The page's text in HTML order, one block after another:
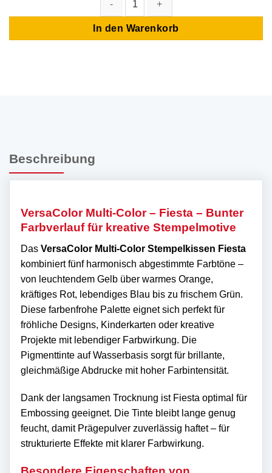
VersaColor Multi-Color Stempelkissen - Fiesta Menge
In den Warenkorb
Beschreibung
VersaColor Multi-Color – Fiesta – Bunter
Farbverlauf für kreative Stempelmotive
Das VersaColor Multi-Color Stempelkissen Fiesta
kombiniert fünf harmonisch abgestimmte Farbtöne –
von leuchtendem Gelb über warmes Orange,
kräftiges Rot, lebendiges Blau bis zu frischem Grün.
Diese farbenfrohe Palette eignet sich perfekt für
fröhliche Designs, Kinderkarten oder kreative
Projekte mit lebendiger Farbwirkung. Die
Pigmenttinte auf Wasserbasis sorgt für brillante,
gleichmäßige Abdrucke mit hoher Farbintensität.
Dank der langsamen Trocknung ist Fiesta optimal für
Embossing geeignet. Die Tinte bleibt lange genug
feucht, damit Prägepulver zuverlässig haftet – für
strukturierte Effekte mit klarer Farbwirkung.